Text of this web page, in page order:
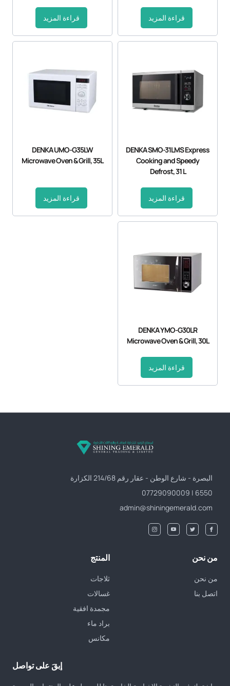
قراءة المزيد قراءة المزيد
DENKA SMO-31LMS Express
Cooking and Speedy
Defrost, 31 L
قراءة المزيد
DENKA UMO-G35LW
Microwave Oven & Grill, 35L
قراءة المزيد
DENKA YMO-G30LR
Microwave Oven & Grill, 30L
قراءة المزيد
البصرة - شارع الوطن - عقار رقم 214/68 الكزارة
6550 | 07729090009
admin@shiningemerald.com
من نحن
من نحن
اتصل بنا
المنتج
ثلاجات
غسالات
مجمدة افقية
براد ماء
مكانس
إبقَ على تواصل